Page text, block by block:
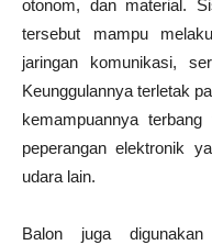
otonom, dan material.
tersebut mampu
jaringan komunikasi,
Keunggulannya terletak
kemampuannya
peperangan elektronik
udara lain.
Balon juga